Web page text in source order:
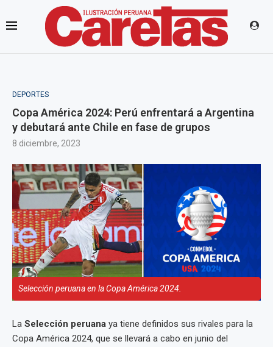
DEPORTES
Copa América 2024: Perú enfrentará a Argentina
y debutará ante Chile en fase de grupos
8 diciembre, 2023
Selección peruana en la Copa América 2024.
La Selección peruana ya tiene definidos sus rivales para la
Copa América 2024, que se llevará a cabo en junio del